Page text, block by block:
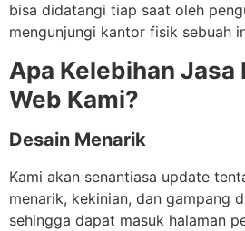
bisa didatangi tiap saat oleh
mengunjungi kantor fisik sebuah
Apa Kelebihan Jasa
Web Kami?
Desain Menarik
Kami akan senantiasa update
menarik, kekinian, dan gampang
sehingga dapat masuk halaman